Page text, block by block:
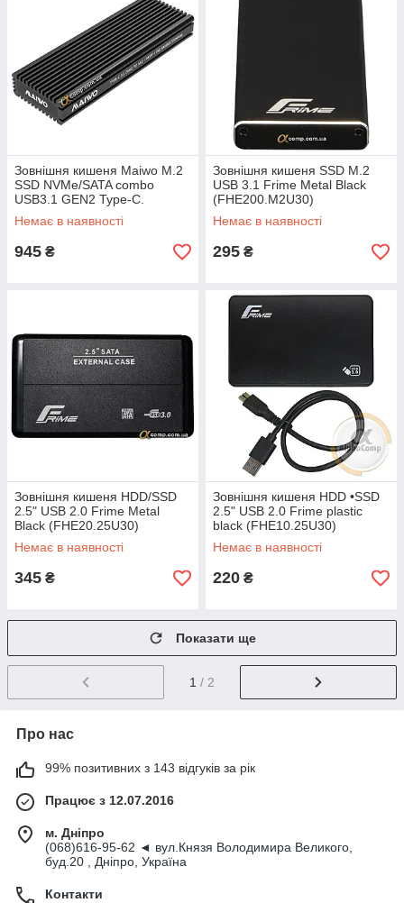
Зовнішня кишеня Maiwo M.2
SSD NVMe/SATA combo
USB3.1 GEN2 Type-C.
(K1687P2)
Немає в наявності
945 ₴
Зовнішня кишеня SSD M.2
USB 3.1 Frime Metal Black
(FHE200.M2U30)
Немає в наявності
295 ₴
Зовнішня кишеня HDD/SSD
2.5" USB 2.0 Frime Metal
Black (FHE20.25U30)
Немає в наявності
345 ₴
Зовнішня кишеня HDD •SSD
2.5" USB 2.0 Frime plastic
black (FHE10.25U30)
Немає в наявності
220 ₴
Показати ще
1 / 2
Про нас
99% позитивних з 143 відгуків за рік
Працює з 12.07.2016
м. Дніпро
(068)616-95-62 ◄ вул.Князя Володимира Великого,
буд.20 , Дніпро, Україна
Контакти